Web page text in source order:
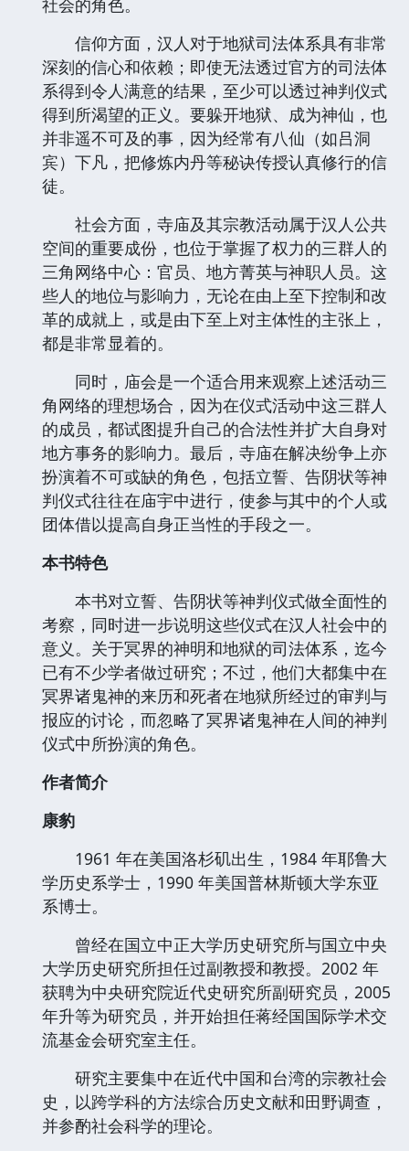
社会的角色。
信仰方面，汉人对于地狱司法体系具有非常
深刻的信心和依赖；即使无法透过官方的司法体
系得到令人满意的结果，至少可以透过神判仪式
得到所渴望的正义。要躲开地狱、成为神仙，也
并非遥不可及的事，因为经常有八仙（如吕洞
宾）下凡，把修炼内丹等秘诀传授认真修行的信
徒。
社会方面，寺庙及其宗教活动属于汉人公共
空间的重要成份，也位于掌握了权力的三群人的
三角网络中心：官员、地方菁英与神职人员。这
些人的地位与影响力，无论在由上至下控制和改
革的成就上，或是由下至上对主体性的主张上，
都是非常显着的。
同时，庙会是一个适合用来观察上述活动三
角网络的理想场合，因为在仪式活动中这三群人
的成员，都试图提升自己的合法性并扩大自身对
地方事务的影响力。最后，寺庙在解决纷争上亦
扮演着不可或缺的角色，包括立誓、告阴状等神
判仪式往往在庙宇中进行，使参与其中的个人或
团体借以提高自身正当性的手段之一。
本书特色
本书对立誓、告阴状等神判仪式做全面性的
考察，同时进一步说明这些仪式在汉人社会中的
意义。关于冥界的神明和地狱的司法体系，迄今
已有不少学者做过研究；不过，他们大都集中在
冥界诸鬼神的来历和死者在地狱所经过的审判与
报应的讨论，而忽略了冥界诸鬼神在人间的神判
仪式中所扮演的角色。
作者简介
康豹
1961 年在美国洛杉矶出生，1984 年耶鲁大
学历史系学士，1990 年美国普林斯顿大学东亚
系博士。
曾经在国立中正大学历史研究所与国立中央
大学历史研究所担任过副教授和教授。2002 年
获聘为中央研究院近代史研究所副研究员，2005
年升等为研究员，并开始担任蒋经国国际学术交
流基金会研究室主任。
研究主要集中在近代中国和台湾的宗教社会
史，以跨学科的方法综合历史文献和田野调查，
并参酌社会科学的理论。